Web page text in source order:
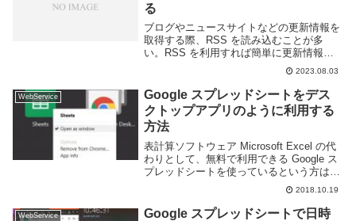
る
ブログやニュースサイトなどの更新情報を
取得する際、RSS を読み込むことが多
い。RSS を利用すれば簡単に更新情報を
取得することができる。もちろん Google
Apps Script でも利用できる。Google
Apps Script ...
2023.08.03
WebService
Google スプレッドシートをデス
クトップアプリのように利用する
方法
表計算ソフトウェア Microsoft Excel の代
わりとして、無料で利用できる Google ス
プレッドシートを使っているという方は多
いと思う。スプレッドシートの特徴は無料
で且つ Web ブラウザで実行できるという
点にあるのだが、表計...
2018.10.19
WebService
Google スプレッドシートで日時